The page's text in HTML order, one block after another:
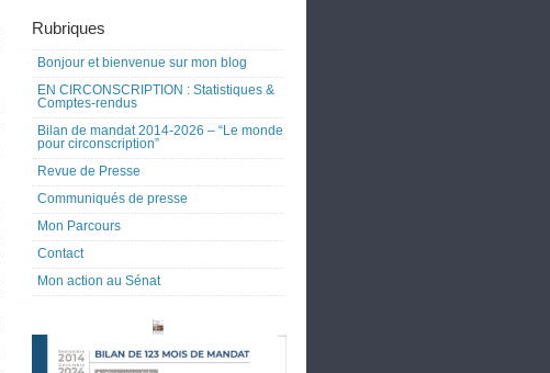
Rubriques
Bonjour et bienvenue sur mon blog
EN CIRCONSCRIPTION : Statistiques &
Comptes-rendus
Bilan de mandat 2014-2026 – “Le monde
pour circonscription”
Revue de Presse
Communiqués de presse
Mon Parcours
Contact
Mon action au Sénat